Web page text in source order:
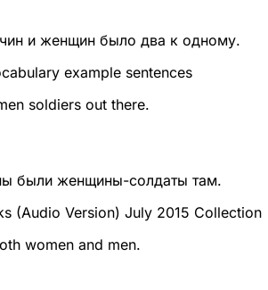
и женщин было два к одному.
example sentences
soldiers out there.
были женщины-солдаты там.
(Audio Version) July 2015 Collection
women and men.